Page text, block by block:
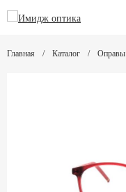
Главная Каталог Оправы